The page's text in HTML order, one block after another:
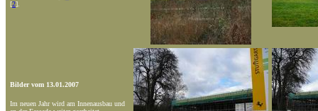
[2].
Bilder vom 13.01.2007
Im neuen Jahr wird am Innenausbau und